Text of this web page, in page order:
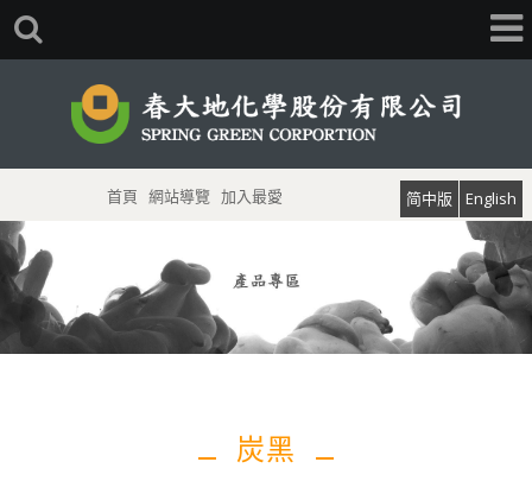
首頁 網站導覽 加入最愛 简中版 English
炭黑